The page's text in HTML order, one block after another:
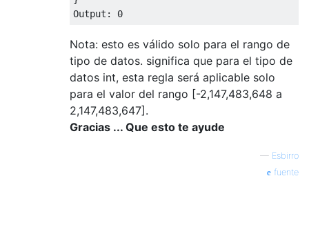
Output : 0
Nota: esto es válido solo para el rango de
tipo de datos. significa que para el tipo de
datos int, esta regla será aplicable solo
para el valor del rango [-2,147,483,648 a
2,147,483,647].
Gracias ... Que esto te ayude
— Esbirro
fuente